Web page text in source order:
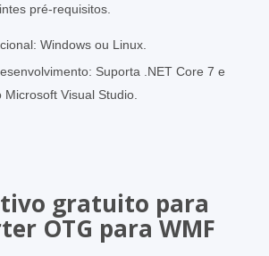
pré-requisitos.
Windows ou Linux.
Suporta .NET Core 7 e
Visual Studio.
gratuito para
OTG para WMF